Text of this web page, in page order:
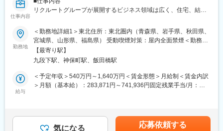
■当社の特徴：
宮城県に戻ってきました。
ビジネス開発を通じて自社が得たノウハウや知見を地域に還元し
ていくfunakuの取組みは、スタートアップとも地方創生とも違っ
た新しい枠組みとなっていくと考えています。
ークを繰り返し実施。
今期はフィールドワークや当事者へのヒアリングを通じて、地域
仕事内容
リクルートグループが展開するビジネス領域は広く、住宅、結
り添う形で多岐に渡るサービスを提供しており、ニジボックスは
グループの一員として、SUUMOやゼクシィ、ホットペッパー、
じゃらん、リクナビなどの国内最大級のメディアの開発ディレク
ションに従事する、開発ディレクターを募集しています。
■業務詳細
リクルートグループのプロダクト開発ディレクションをお任せい
たします。
す。
勤務地
＜勤務地詳細1＞東北住所：東北圏内（青森県、岩手県、秋田県、
宮城県、山形県、福島県） 受動喫煙対策：屋内全面禁煙＜勤務地
詳細2＞本社住所：東京都千代田区九段北1丁目14-6 九段坂上KS
ビル 南棟4階勤務地最寄駅：東京メトロ東西線半蔵門線／九段下
（リモートワーク含む）
【最寄り駅】
九段下駅、神保町駅、飯田橋駅
給与
＜予定年収＞540万円～1,640万円＜賃金形態＞月給制＜賃金内訳
＞月額（基本給）：283,871円～741,936円固定残業手当/月：
給与詳細は、経験、能力、年齢を考慮の上決定します。■賞与：年
気になる 応募依頼する